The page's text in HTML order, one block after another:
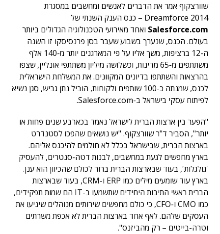
שוורצקוף אמר את הדברים לאנשים ומחשבים במסגרת
Dreamforce 2014 – כנס הענק השנתי של
Salesforce.com ואחד מאירועי הטכנולוגיה הגדולים ביותר
בעולם. הכנס, שנערך בשבוע שעבר בסן פרנסיסקו זו השנה
ה-12 ברציפות, משך אליו על פי המארגנים יותר מ-140 אלף
משתתפים מ-65 מדינות, וכשלושה מיליון משתתפי אונליין, שצפו
בהרצאות והשתתפו בדיונים המקוונים. את המשלחת הישראלית
לכנס, שמנתה כ-100 שותפים ולקוחות, הוביל נתן גביש, סגן נשיא
לפיתוח עסקי בישראל ב-Salesforce.com.
"הפער בין ארצות הברית לישראל נאמד בכארבע שנים פחות או
יותר", הסביר ד"ר שוורצקוף. "יש נושאים שהפכו לסטנדרט
בארצות הברית, שבישראל בכלל לא חולמים להיכנס אליהם.
בארץ מחפשים לגעת במחשבים, לבנות דטה-סנטרים, להעסיק
'גולגלות', בעוד שבארצות הברית ברור לכולם שהכיוון הוא ענן.
בארץ עוד שומעים מילים כמו ERP ו-CRM, בעוד שבארצות
הברית ראשי התיבות היחידים שתשמעו ב-IT הם שמות תפקידים,
כמו CMO ו-CFO, כי כולם מחפשים שירותים מנוהלים שיניעו את
העסקים שלהם. לאף אחד בארצות הברית לא אכפת משרתים
וטרה-בייטים – רק מהביזנס".